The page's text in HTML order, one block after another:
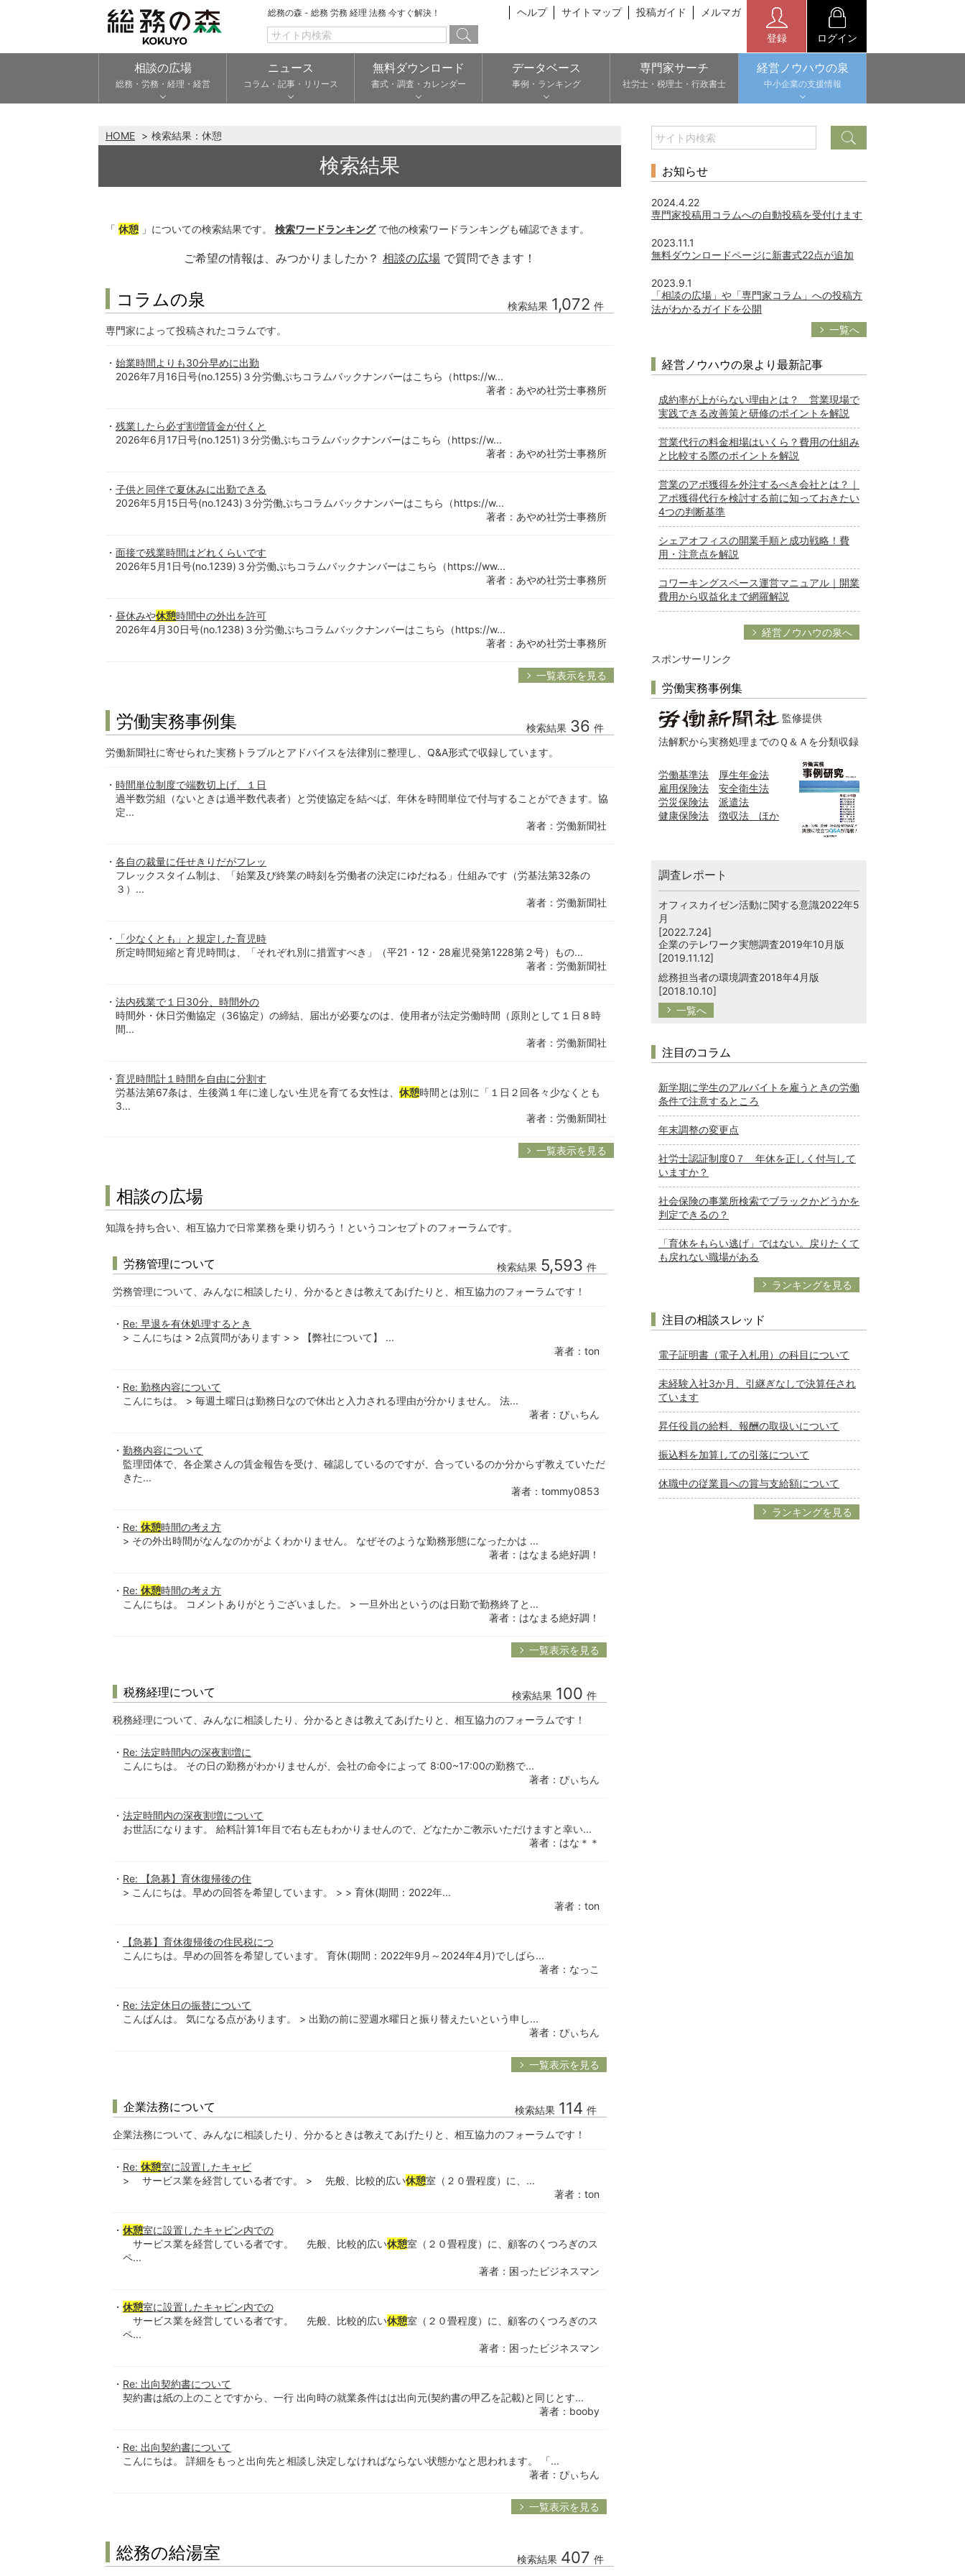
総務の森 - 総務 労務 経理 法務 今すぐ解決！ ヘルプ サイトマップ 投稿ガイド メルマガ
登録 ログイン
相談の広場
総務・労務・経理・経営
ニュース
コラム・記事・リリース
無料ダウンロード
書式・調査・カレンダー
データベース
事例・ランキング
専門家サーチ
社労士・税理士・行政書士
経営ノウハウの泉
中小企業の支援情報
HOME 検索結果： 休憩
検索結果
「 休憩 」についての検索結果です。 検索ワードランキングで他の検索ワードランキングも確認できます。
ご希望の情報は、みつかりましたか？ 相談の広場 で質問できます！
コラムの泉 検索結果 1,072 件
専門家によって投稿されたコラムです。
始業時間よりも30分早めに出勤
2026年7月16日号(no.1255)３分労働ぷちコラムバックナンバーはこちら（https://w...
著者：あやめ社労士事務所
残業したら必ず割増賃金が付くと
2026年6月17日号(no.1251)３分労働ぷちコラムバックナンバーはこちら（https://w...
著者：あやめ社労士事務所
子供と同伴で夏休みに出勤できる
2026年5月15日号(no.1243)３分労働ぷちコラムバックナンバーはこちら（https://w...
著者：あやめ社労士事務所
面接で残業時間はどれくらいです
2026年5月1日号(no.1239)３分労働ぷちコラムバックナンバーはこちら（https://ww...
著者：あやめ社労士事務所
昼休みや休憩時間中の外出を許可
2026年4月30日号(no.1238)３分労働ぷちコラムバックナンバーはこちら（https://w...
著者：あやめ社労士事務所
一覧表示を見る
労働実務事例集 検索結果 36 件
労働新聞社に寄せられた実務トラブルとアドバイスを法律別に整理し、Q&A形式で収録しています。
時間単位制度で端数切上げ、１日
過半数労組（ないときは過半数代表者）と労使協定を結べば、年休を時間単位で付与することができます。協
定...
著者：労働新聞社
各自の裁量に任せきりだがフレッ
フレックスタイム制は、「始業及び終業の時刻を労働者の決定にゆだねる」仕組みです（労基法第32条の
３）...
著者：労働新聞社
「少なくとも」と規定した育児時
所定時間短縮と育児時間は、「それぞれ別に措置すべき」（平21・12・28雇児発第1228第２号）もの...
著者：労働新聞社
法内残業で１日30分、時間外の
時間外・休日労働協定（36協定）の締結、届出が必要なのは、使用者が法定労働時間（原則として１日８時
間...
著者：労働新聞社
育児時間計１時間を自由に分割す
労基法第67条は、生後満１年に達しない生児を育てる女性は、 休憩時間とは別に「１日２回各々少なくとも
3...
著者：労働新聞社
一覧表示を見る
相談の広場
知識を持ち合い、相互協力で日常業務を乗り切ろう！というコンセプトのフォーラムです。
労務管理について 検索結果 5,593 件
労務管理について、みんなに相談したり、分かるときは教えてあげたりと、相互協力のフォーラムです！
Re: 早退を有休処理するとき
> こんにちは > 2点質問があります > > 【弊社について】 ...
著者：ton
Re: 勤務内容について
こんにちは。 > 毎週土曜日は勤務日なので休出と入力される理由が分かりません。 法...
著者：ぴぃちん
勤務内容について
監理団体で、各企業さんの賃金報告を受け、確認しているのですが、合っているのか分からず教えていただ
きた...
著者：tommy0853
Re: 休憩時間の考え方
> その外出時間がなんなのかがよくわかりません。 なぜそのような勤務形態になったかは ...
著者：はなまる絶好調！
Re: 休憩時間の考え方
こんにちは。 コメントありがとうございました。 > 一旦外出というのは日勤で勤務終了と...
著者：はなまる絶好調！
一覧表示を見る
税務経理について 検索結果 100 件
税務経理について、みんなに相談したり、分かるときは教えてあげたりと、相互協力のフォーラムです！
Re: 法定時間内の深夜割増に
こんにちは。 その日の勤務がわかりませんが、会社の命令によって 8:00~17:00の勤務で...
著者：ぴぃちん
法定時間内の深夜割増について
お世話になります。 給料計算1年目で右も左もわかりませんので、どなたかご教示いただけますと幸い...
著者：はな＊＊
Re: 【急募】育休復帰後の住
> こんにちは。早めの回答を希望しています。 > > 育休(期間：2022年...
著者：ton
【急募】育休復帰後の住民税につ
こんにちは。早めの回答を希望しています。 育休(期間：2022年9月～2024年4月)でしばら...
著者：なっこ
Re: 法定休日の振替について
こんばんは。 気になる点があります。 > 出勤の前に翌週水曜日と振り替えたいという申し...
著者：ぴぃちん
一覧表示を見る
企業法務について 検索結果 114 件
企業法務について、みんなに相談したり、分かるときは教えてあげたりと、相互協力のフォーラムです！
Re: 休憩室に設置したキャビ
> サービス業を経営している者です。 > 先般、比較的広い休憩室（２０畳程度）に、...
著者：ton
休憩室に設置したキャビン内での
サービス業を経営している者です。 先般、比較的広い休憩室（２０畳程度）に、顧客のくつろぎのス
ペ...
著者：困ったビジネスマン
休憩室に設置したキャビン内での
サービス業を経営している者です。 先般、比較的広い休憩室（２０畳程度）に、顧客のくつろぎのス
ペ...
著者：困ったビジネスマン
Re: 出向契約書について
契約書は紙の上のことですから、一行 出向時の就業条件はは出向元(契約書の甲乙を記載)と同じとす...
著者：booby
Re: 出向契約書について
こんにちは。 詳細をもっと出向先と相談し決定しなければならない状態かなと思われます。 「...
著者：ぴぃちん
一覧表示を見る
総務の給湯室 検索結果 407 件
お知らせ
2024.4.22
専門家投稿用コラムへの自動投稿を受付けます
2023.11.1
無料ダウンロードページに新書式22点が追加
2023.9.1
「相談の広場」や「専門家コラム」への投稿方
法がわかるガイドを公開
一覧へ
経営ノウハウの泉より最新記事
成約率が上がらない理由とは？ 営業現場で
実践できる改善策と研修のポイントを解説
営業代行の料金相場はいくら？費用の仕組み
と比較する際のポイントを解説
営業のアポ獲得を外注するべき会社とは？｜
アポ獲得代行を検討する前に知っておきたい
4つの判断基準
シェアオフィスの開業手順と成功戦略！費
用・注意点を解説
コワーキングスペース運営マニュアル｜開業
費用から収益化まで網羅解説
経営ノウハウの泉へ
スポンサーリンク
労働実務事例集
監修提供
法解釈から実務処理までのＱ＆Ａを分類収録
労働基準法
厚生年金法
雇用保険法
安全衛生法
労災保険法
派遣法
健康保険法
徴収法 ほか
調査レポート
オフィスカイゼン活動に関する意識2022年5
月
[2022.7.24]
企業のテレワーク実態調査2019年10月版
[2019.11.12]
総務担当者の環境調査2018年4月版
[2018.10.10]
一覧へ
注目のコラム
新学期に学生のアルバイトを雇うときの労働
条件で注意するところ
年末調整の変更点
社労士認証制度0７ 年休を正しく付与して
いますか？
社会保険の事業所検索でブラックかどうかを
判定できるの？
「育休をもらい逃げ」ではない。戻りたくて
も戻れない職場がある
ランキングを見る
注目の相談スレッド
電子証明書（電子入札用）の科目について
未経験入社3か月、引継ぎなしで決算任され
ています
昇任役員の給料、報酬の取扱いについて
振込料を加算しての引落について
休職中の従業員への賞与支給額について
ランキングを見る